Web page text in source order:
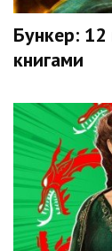
Бункер: 12
книгами